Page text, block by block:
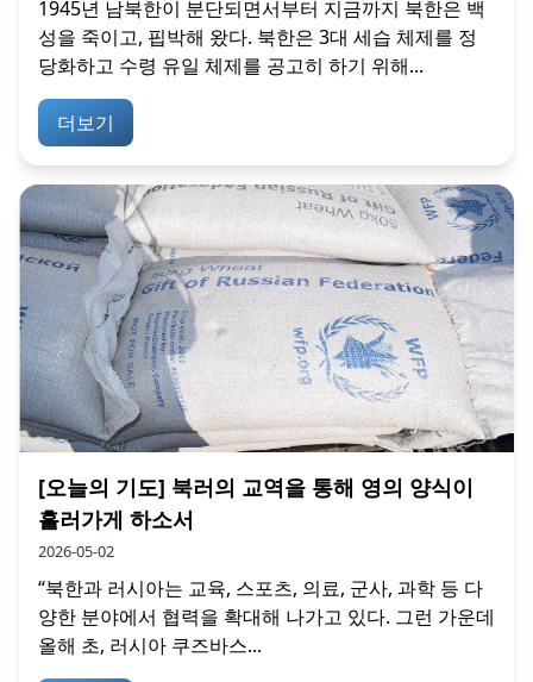
1945년 남북한이 분단되면서부터 지금까지 북한은 백
성을 죽이고, 핍박해 왔다. 북한은 3대 세습 체제를 정
당화하고 수령 유일 체제를 공고히 하기 위해...
더보기
[오늘의 기도] 북러의 교역을 통해 영의 양식이
흘러가게 하소서
2026-05-02
“북한과 러시아는 교육, 스포츠, 의료, 군사, 과학 등 다
양한 분야에서 협력을 확대해 나가고 있다. 그런 가운데
올해 초, 러시아 쿠즈바스...